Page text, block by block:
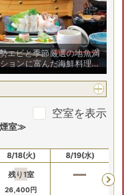
お部屋の詳細を見る
風呂付客室【洋室15
≪禁煙室≫
2名1室時大人1名あたり(税込)
28,600円～
残り1室
エビと季節厳選の地魚満
ョンに富んだ海鮮料理の
空室を表示
室≫
8/18(火)
残り1室
26,400円
8/19(水)